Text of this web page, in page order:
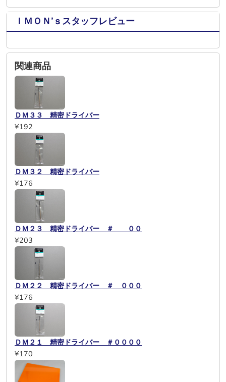
ＩＭＯＮ’ｓスタッフレビュー
関連商品
ＤＭ３３ 精密ドライバー
¥192
ＤＭ３２ 精密ドライバー
¥176
ＤＭ２３ 精密ドライバー ＃ ００
¥203
ＤＭ２２ 精密ドライバー ＃ ０００
¥176
ＤＭ２１ 精密ドライバー ＃００００
¥170